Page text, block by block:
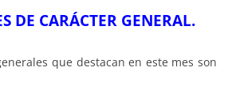
DE CARÁCTER GENERAL.
que destacan en este mes son